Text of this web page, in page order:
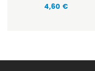
Prix
4,60 €